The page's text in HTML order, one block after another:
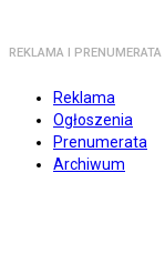
REKLAMA I PRENUMERATA
Reklama
Ogłoszenia
Prenumerata
Archiwum